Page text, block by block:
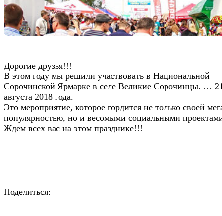
Дорогие друзья!!!
В этом году мы решили участвовать в Национальной
Сорочинской Ярмарке в селе Великие Сорочинцы. …
августа 2018 года.
Это мероприятие, которое гордится не только своей
популярностью, но и весомыми социальными
Ждем всех вас на этом празднике!!!
Поделиться: